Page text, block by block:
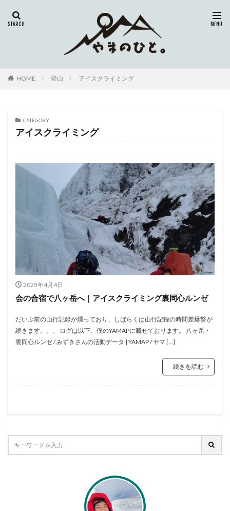
HOME 登山 アイスクライミング
CATEGORY
アイスクライミング
2025年4月4日
会の合宿で八ヶ岳へ｜アイスクライミング裏同心ルンゼ
だいぶ前の山行記録が燻っており、しばらくは山行記録の時間差爆撃が
続きます。。。 ログは以下、僕のYAMAPに載せております。 八ヶ岳・
裏同心ルンゼ / みずきさんの活動データ | YAMAP / ヤマ […]
続きを読む